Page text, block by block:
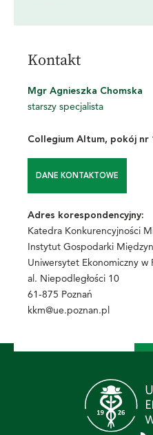
Kontakt
Mgr Agnieszka Chomska
starszy specjalista
Collegium Altum, pokój nr
DANE KONTAKTOWE
Adres korespondencyjny:
Katedra Konkurencyjności
Instytut Gospodarki
Uniwersytet Ekonomiczny w
al. Niepodległości 10
61-875 Poznań
kkm@ue.poznan.pl